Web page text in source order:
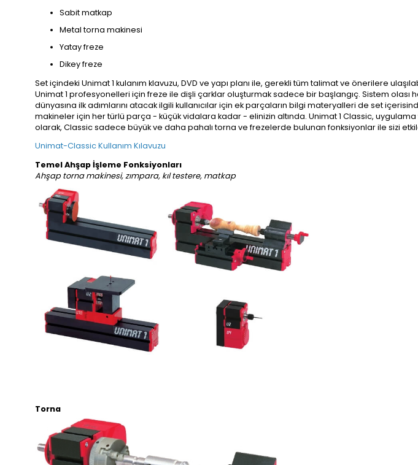
Sabit matkap
Metal torna makinesi
Yatay freze
Dikey freze
Set içindeki Unimat 1 kulanım klavuzu, DVD ve yapı planı ile, gerekli tüm talimat ve önerilere
Unimat 1 profesyonelleri için freze ile dişli çarklar oluşturmak sadece bir başlangıç. Sistem
dünyasına ilk adımlarını atacak ilgili kullanıcılar için ek parçaların bilgi materyalleri de set
makineler için her türlü parça - küçük vidalara kadar - elinizin altında. Unimat 1 Classic,
olarak, Classic sadece büyük ve daha pahalı torna ve frezelerde bulunan fonksiyonlar ile sizi
Unimat-Classic Kullanım Kılavuzu
Temel Ahşap İşleme Fonksiyonları
Ahşap torna makinesi, zımpara, kıl testere, matkap
Torna